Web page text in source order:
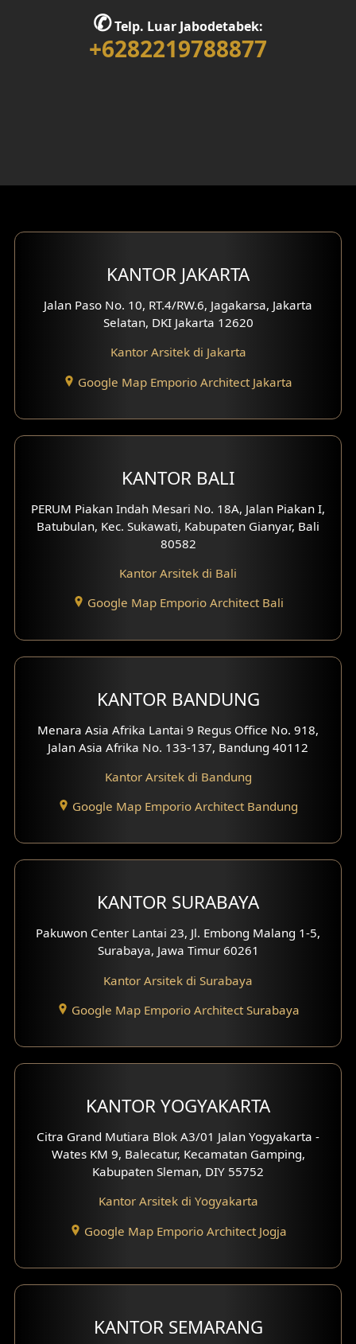
Desain Rumah 1 Lantai
Desain Rumah 2 Lantai
Eksterior Tampak Belakang
Eksterior Tampak Depan
Eksterior Tampak Samping
Desain Eksterior Villa
Desain Eksterior Ruko
Desain Eksterior Perumahan
Desain Hotel
Desain Klinik
Desain Kantor
Desain Interior Perumahan
Desain Interior Ruko
Desain Interior Kantor
Desain Interior Hotel
Eksterior Tampak Hook
Fasad Paviliun
Fasad Villa
Desain Basement
Desain Carport
Desain Mezanin
Desain Rumah Moroccan
Desain Rumah Scandinavian
Desain Rumah Tradisional
✆Telp. Luar Jabodetabek:
+6282219788877
KANTOR JAKARTA
Jalan Paso No. 10, RT.4/RW.6, Jagakarsa, Jakarta
Selatan, DKI Jakarta 12620
Kantor Arsitek di Jakarta
Google Map Emporio Architect Jakarta
KANTOR BALI
PERUM Piakan Indah Mesari No. 18A, Jalan Piakan I,
Batubulan, Kec. Sukawati, Kabupaten Gianyar, Bali
80582
Kantor Arsitek di Bali
Google Map Emporio Architect Bali
KANTOR BANDUNG
Menara Asia Afrika Lantai 9 Regus Office No. 918,
Jalan Asia Afrika No. 133-137, Bandung 40112
Kantor Arsitek di Bandung
Google Map Emporio Architect Bandung
KANTOR SURABAYA
Pakuwon Center Lantai 23, Jl. Embong Malang 1-5,
Surabaya, Jawa Timur 60261
Kantor Arsitek di Surabaya
Google Map Emporio Architect Surabaya
KANTOR YOGYAKARTA
Citra Grand Mutiara Blok A3/01 Jalan Yogyakarta -
Wates KM 9, Balecatur, Kecamatan Gamping,
Kabupaten Sleman, DIY 55752
Kantor Arsitek di Yogyakarta
Google Map Emporio Architect Jogja
KANTOR SEMARANG